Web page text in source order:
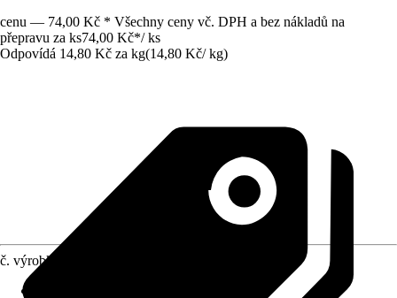
cenu — 74,00 Kč * Všechny ceny vč. DPH a bez nákladů na
přepravu za ks74,00 Kč*/ ks
Odpovídá 14,80 Kč za kg(14,80 Kč/ kg)
č. výrobku